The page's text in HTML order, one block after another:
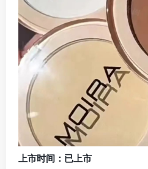
上市时间：已上市